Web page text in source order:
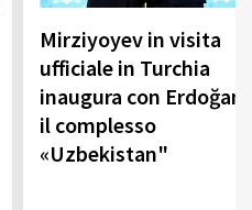
Mirziyoyev in visita
ufficiale in Turchia
inaugura con Erdoğan
il complesso
«Uzbekistan"